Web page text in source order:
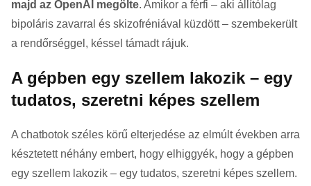
majd az OpenAI megölte. Amikor a férfi – aki állítólag
bipoláris zavarral és skizofréniával küzdött – szembekerült
a rendőrséggel, késsel támadt rájuk.
A gépben egy szellem lakozik – egy
tudatos, szeretni képes szellem
A chatbotok széles körű elterjedése az elmúlt években arra
késztetett néhány embert, hogy elhiggyék, hogy a gépben
egy szellem lakozik – egy tudatos, szeretni képes szellem.